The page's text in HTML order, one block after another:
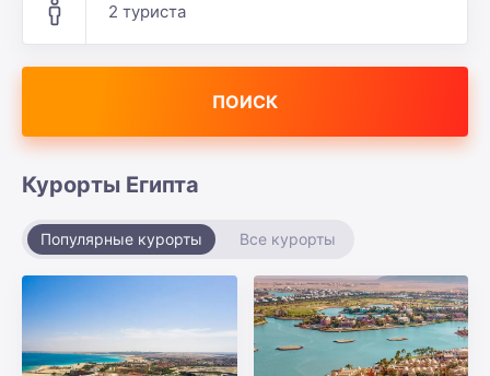
2 туриста
ПОИСК
Курорты Египта
Популярные курорты Все курорты